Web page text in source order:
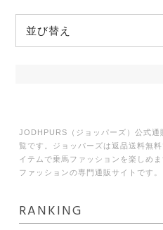
並び替え
JODHPURS（ジョッパーズ）公式通
覧です。ジョッパーズは返品送料無
イテムで乗馬ファッションを楽しめ
ファッションの専門通販サイトです。
RANKING